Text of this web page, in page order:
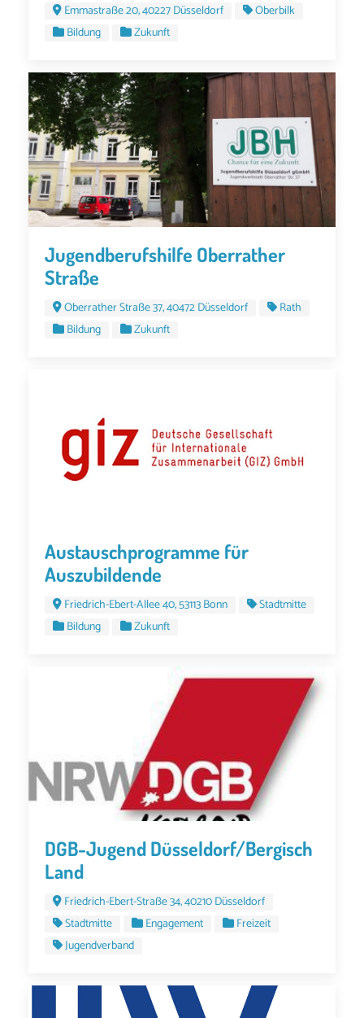
Emmastraße 20, 40227 Düsseldorf
Oberbilk
Bildung
Zukunft
Jugendberufshilfe Oberrather
Straße
Oberrather Straße 37, 40472 Düsseldorf
Rath
Bildung
Zukunft
Austauschprogramme für
Auszubildende
Friedrich-Ebert-Allee 40, 53113 Bonn
Stadtmitte
Bildung
Zukunft
DGB-Jugend Düsseldorf/Bergisch
Land
Friedrich-Ebert-Straße 34, 40210 Düsseldorf
Stadtmitte
Engagement
Freizeit
Jugendverband